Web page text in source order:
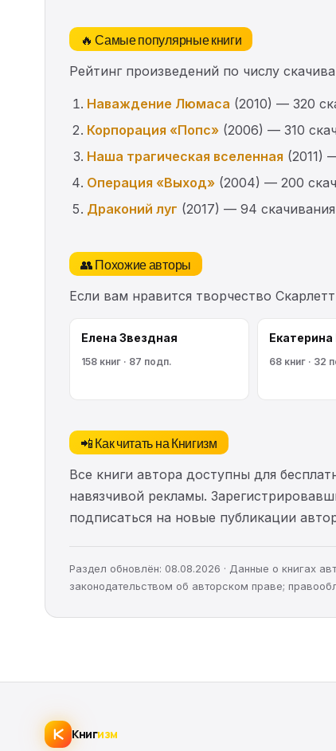
🔥 Самые популярные книги
Рейтинг произведений по числу
Наваждение Люмаса (2010) — 320
Корпорация «Попс» (2006) — 310
Наша трагическая вселенная (2011)
Операция «Выход» (2004) — 200
Драконий луг (2017) — 94 скачивания
👥 Похожие авторы
Если вам нравится творчество
Елена Звездная
158 книг · 87 подп.
Екатерина
68 книг · 32
📲 Как читать на Книгизм
Все книги автора доступны для
навязчивой рекламы.
подписаться на новые публикации
Раздел обновлён: 08.08.2026 · Данные о книгах
законодательством об авторском праве;
Книгизм